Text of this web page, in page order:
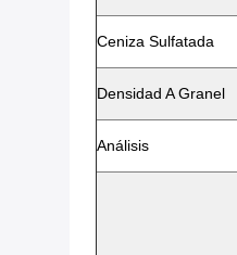
Ceniza Sulfatada
Densidad A Granel
Análisis